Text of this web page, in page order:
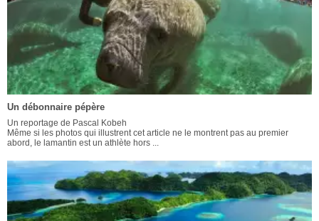
Un débonnaire pépère
Un reportage de Pascal Kobeh
Même si les photos qui illustrent cet article ne le montrent pas au premier
abord, le lamantin est un athlète hors ...